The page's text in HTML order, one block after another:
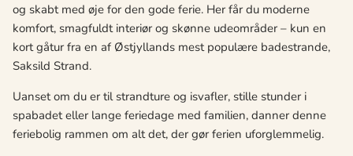
og skabt med øje for den gode ferie. Her får du moderne
komfort, smagfuldt interiør og skønne udeområder – kun en
kort gåtur fra en af Østjyllands mest populære badestrande,
Saksild Strand.
Uanset om du er til strandture og isvafler, stille stunder i
spabadet eller lange feriedage med familien, danner denne
feriebolig rammen om alt det, der gør ferien uforglemmelig.